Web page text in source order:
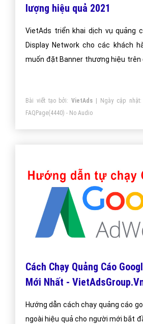
lượng hiệu quả 2021
VietAds triển khai dịch vụ quảng
Display Network cho các khách
muốn đặt Banner thương hiệu trên
Bài viết tạo bởi:VietAds | Ngày cập nhật:
FAQPage(4440) - No Audio
Cách Chạy Quảng Cáo
Mới Nhất -
Hướng dẫn cách chạy quảng cáo
ngoài hiệu quả cho người mới bắt